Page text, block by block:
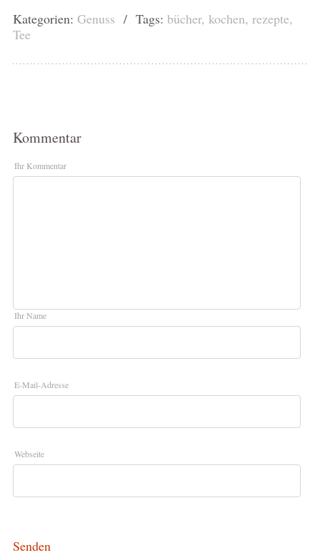
Kategorien: Genuss / Tags: bücher, kochen, rezepte,
Tee
Kommentar
Ihr Kommentar
Ihr Name
E-Mail-Adresse
Webseite